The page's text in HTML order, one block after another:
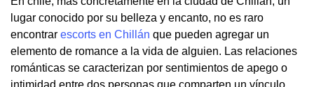
lugar conocido por su belleza y encanto, no es raro
encontrar escorts en Chillán que pueden agregar un
elemento de romance a la vida de alguien. Las relaciones
románticas se caracterizan por sentimientos de apego o
intimidad entre dos personas que comparten un vínculo